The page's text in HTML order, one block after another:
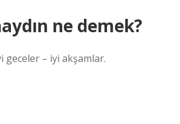
ne demek?
geceler – iyi akşamlar.